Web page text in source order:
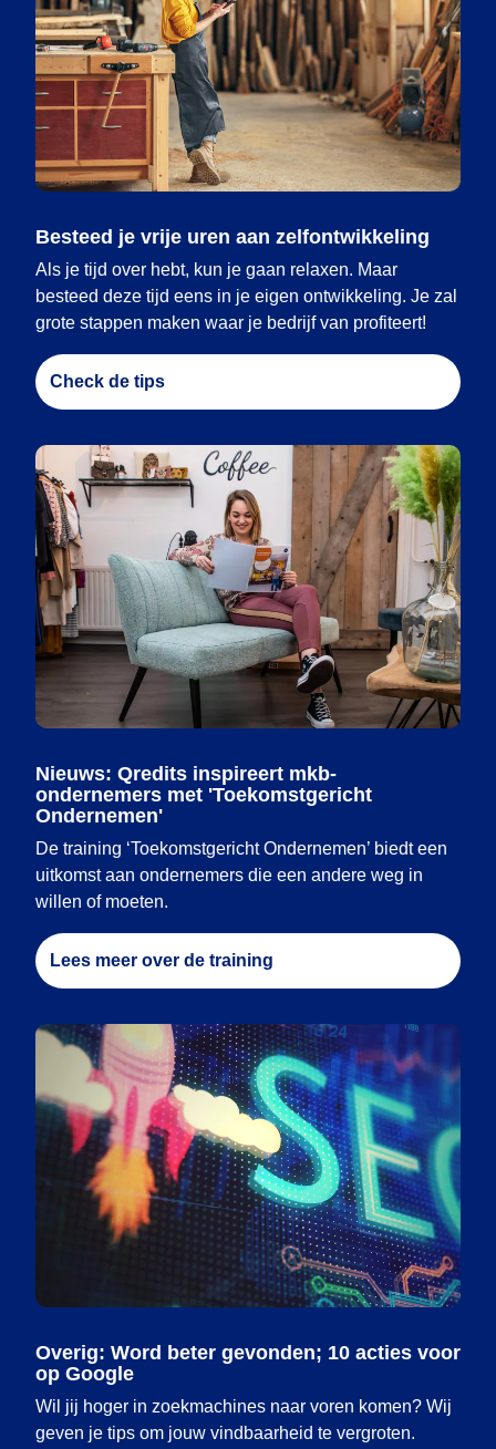
Besteed je vrije uren aan zelfontwikkeling
Als je tijd over hebt, kun je gaan relaxen. Maar
besteed deze tijd eens in je eigen ontwikkeling. Je zal
grote stappen maken waar je bedrijf van profiteert!
Check de tips
Nieuws: Qredits inspireert mkb-
ondernemers met 'Toekomstgericht
Ondernemen'
De training ‘Toekomstgericht Ondernemen’ biedt een
uitkomst aan ondernemers die een andere weg in
willen of moeten.
Lees meer over de training
Overig: Word beter gevonden; 10 acties voor
op Google
Wil jij hoger in zoekmachines naar voren komen? Wij
geven je tips om jouw vindbaarheid te vergroten.